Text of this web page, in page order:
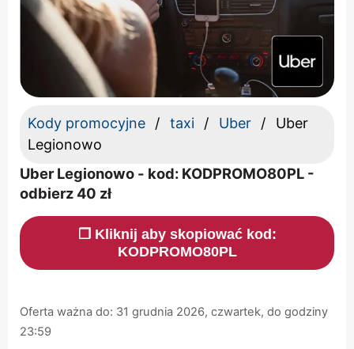
Kody promocyjne taxi Uber
Uber
Legionowo
Uber Legionowo - kod: KODPROMO80PL -
odbierz 40 zł
❐ Kliknij aby skopiować kod:
KODPROMO80PL
Oferta ważna do: 31 grudnia 2026, czwartek, do godziny
23:59